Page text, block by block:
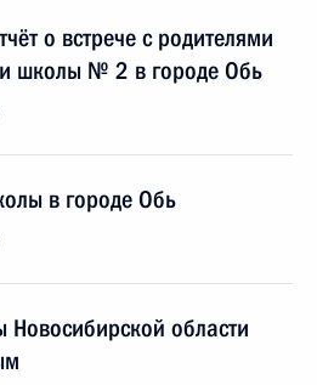
о встрече с родителями
школы № 2 в городе Обь
в городе Обь
Новосибирской области